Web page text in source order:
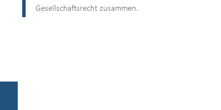
Gesellschaftsrecht zusammen.